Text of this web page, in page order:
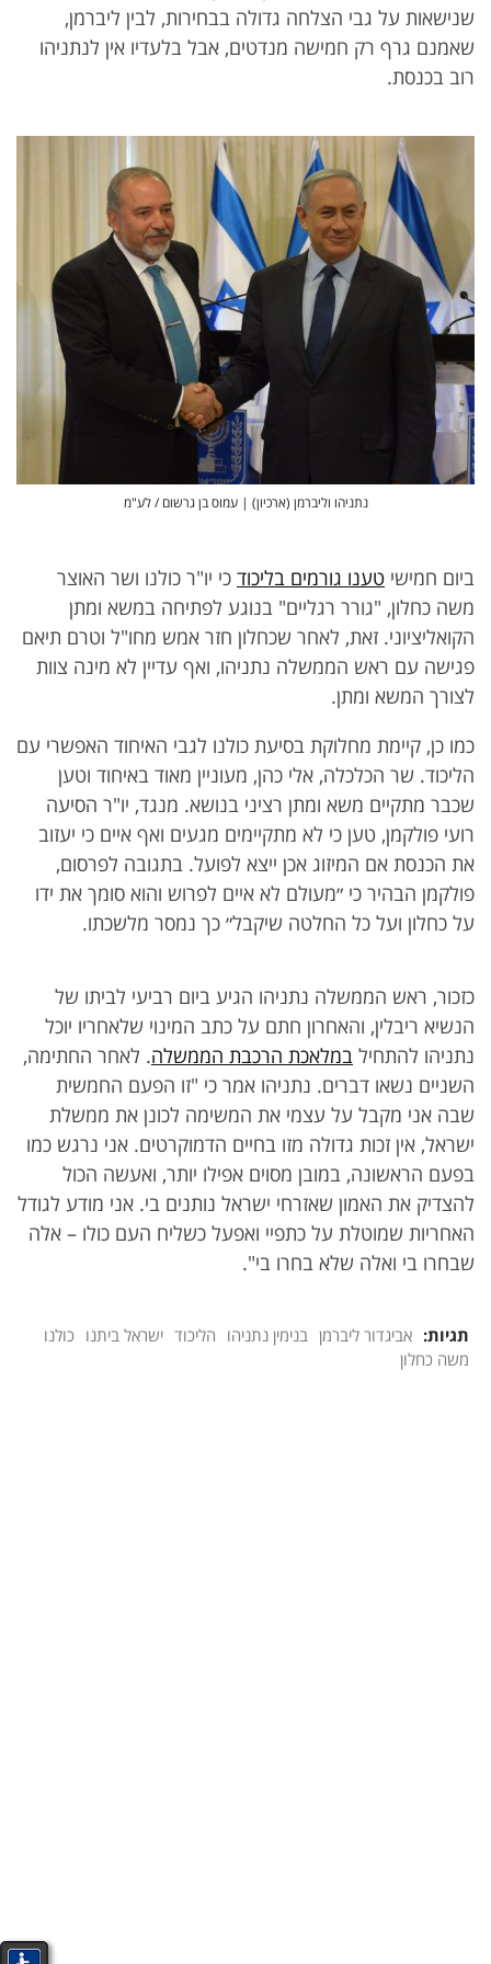
שנישאות על גבי הצלחה גדולה בבחירות, לבין ליברמן,
שאמנם גרף רק חמישה מנדטים, אבל בלעדיו אין לנתניהו
רוב בכנסת.
נתניהו וליברמן (ארכיון) | עמוס בן גרשום / לע"מ
ביום חמישי טענו גורמים בליכוד כי יו"ר כולנו ושר האוצר
משה כחלון, "גורר רגליים" בנוגע לפתיחה במשא ומתן
הקואליציוני. זאת, לאחר שכחלון חזר אמש מחו"ל וטרם תיאם
פגישה עם ראש הממשלה נתניהו, ואף עדיין לא מינה צוות
לצורך המשא ומתן.
כמו כן, קיימת מחלוקת בסיעת כולנו לגבי האיחוד האפשרי עם
הליכוד. שר הכלכלה, אלי כהן, מעוניין מאוד באיחוד וטען
שכבר מתקיים משא ומתן רציני בנושא. מנגד, יו"ר הסיעה
רועי פולקמן, טען כי לא מתקיימים מגעים ואף איים כי יעזוב
את הכנסת אם המיזוג אכן ייצא לפועל. בתגובה לפרסום,
פולקמן הבהיר כי ״מעולם לא איים לפרוש והוא סומך את ידו
על כחלון ועל כל החלטה שיקבל״ כך נמסר מלשכתו.
כזכור, ראש הממשלה נתניהו הגיע ביום רביעי לביתו של
הנשיא ריבלין, והאחרון חתם על כתב המינוי שלאחריו יוכל
נתניהו להתחיל במלאכת הרכבת הממשלה. לאחר החתימה,
השניים נשאו דברים. נתניהו אמר כי "זו הפעם החמשית
שבה אני מקבל על עצמי את המשימה לכונן את ממשלת
ישראל, אין זכות גדולה מזו בחיים הדמוקרטים. אני נרגש כמו
בפעם הראשונה, במובן מסוים אפילו יותר, ואעשה הכול
להצדיק את האמון שאזרחי ישראל נותנים בי. אני מודע לגודל
האחריות שמוטלת על כתפיי ואפעל כשליח העם כולו – אלה
שבחרו בי ואלה שלא בחרו בי".
תגיות: אביגדור ליברמן בנימין נתניהו הליכוד ישראל ביתנו כולנו
משה כחלון